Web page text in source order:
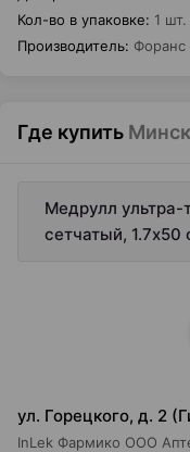
Кол-во в упаковке: 1 шт.
Производитель: Форанс
Где купить Минск
Медрулл ультра-
сетчатый,
ул. Горецкого, д. 2
InLek Фармико ООО